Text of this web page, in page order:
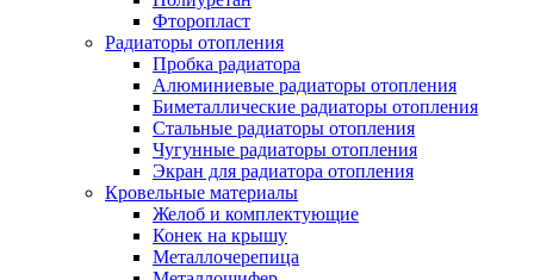
Фторопласт
Радиаторы отопления
Пробка радиатора
Алюминиевые радиаторы отопления
Биметаллические радиаторы отопления
Стальные радиаторы отопления
Чугунные радиаторы отопления
Экран для радиатора отопления
Кровельные материалы
Желоб и комплектующие
Конек на крышу
Металлочерепица